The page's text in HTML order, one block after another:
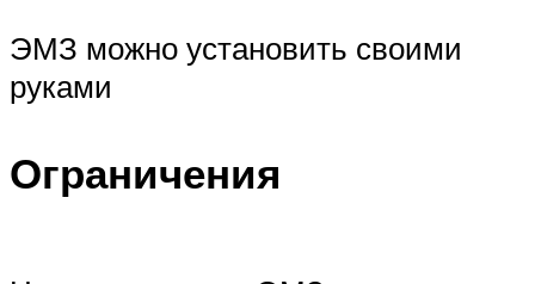
ЭМЗ можно установить своими
руками
Ограничения